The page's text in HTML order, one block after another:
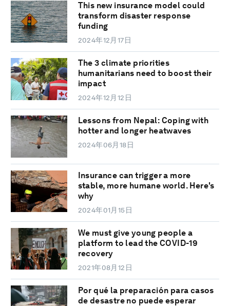
This new insurance model could
transform disaster response
funding
2024年12月17日
The 3 climate priorities
humanitarians need to boost their
impact
2024年12月12日
Lessons from Nepal: Coping with
hotter and longer heatwaves
2024年06月18日
Insurance can trigger a more
stable, more humane world. Here's
why
2024年01月15日
We must give young people a
platform to lead the COVID-19
recovery
2021年08月12日
Por qué la preparación para casos
de desastre no puede esperar